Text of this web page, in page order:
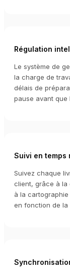
Régulation
Le système de
la charge de
délais de
pause avant que
Suivi en temps
Suivez chaque
client, grâce à la
à la
en fonction de la